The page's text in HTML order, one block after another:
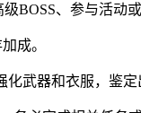
BOSS、参与活动或
成。
武器和衣服，鉴定